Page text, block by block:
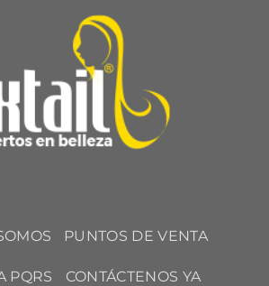
PUNTOS DE VENTA
PQRS CONTÁCTENOS YA